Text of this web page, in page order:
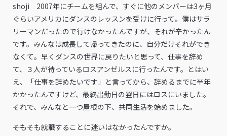
shoji 2007年にチームを組んで、すぐに他のメンバーは3ヶ月
ぐらいアメリカにダンスのレッスンを受けに行って。僕はサラ
リーマンだったので行けなかったんですが、それが辛かったん
です。みんなは成長して帰ってきたのに、自分だけそれができ
なくて。早くダンスの世界に戻りたいと思って、仕事を辞め
て、３人が待っているロスアンゼルスに行ったんです。とはい
え、「仕事を辞めたいです」と言ってから、辞めるまでに半年
かかったんですけど、最終出勤日の翌日にはロスにいました。
それで、みんなと一つ屋根の下、共同生活を始めました。
――そもそも就職することに迷いはなかったんですか。